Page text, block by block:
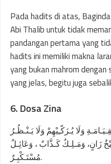
Pada hadits di atas,
Abi Thalib untuk tidak
pandangan pertama yang
hadits ini memiliki makna
yang bukan mahrom
yang jelas, begitu juga
6. Dosa Zina
وَلَا يُـزَكّـِيْهِمْ وَلَا يَـنْـظُـرُ
زَانٍ، وَمَـلِـكٌ كَـذَّابٌ ، وَعَائِـلٌ
مُسْتَـكْبِـرٌ.